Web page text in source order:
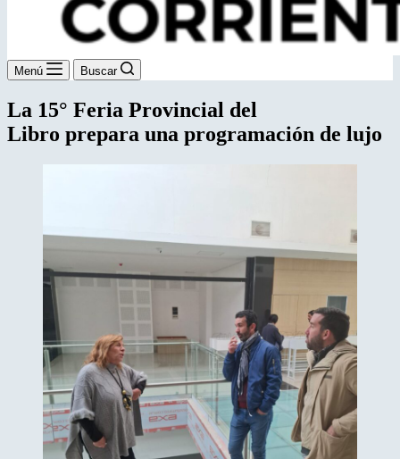
Menú Buscar
La 15° Feria Provincial del
Libro prepara una programación de lujo